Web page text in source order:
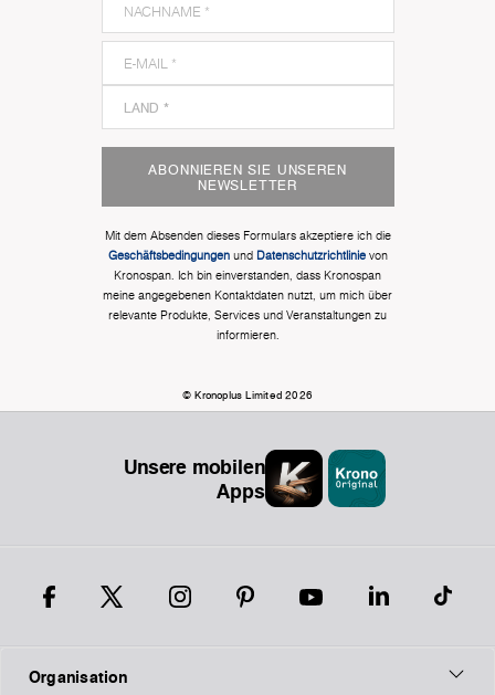
ABONNIEREN SIE UNSEREN
NEWSLETTER
Mit dem Absenden dieses Formulars akzeptiere ich die
Geschäftsbedingungenund Datenschutzrichtlinievon
Kronospan. Ich bin einverstanden, dass Kronospan
meine angegebenen Kontaktdaten nutzt, um mich über
relevante Produkte, Services und Veranstaltungen zu
informieren.
© Kronoplus Limited 2026
Unsere mobilen
Apps
Organisation